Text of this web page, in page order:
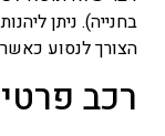
בחנייה). ניתן
הצורך לנסוע
רכב